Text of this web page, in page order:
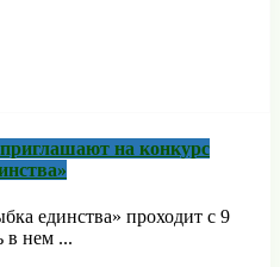
на конкурс
единства» проходит с 9
в нем ...